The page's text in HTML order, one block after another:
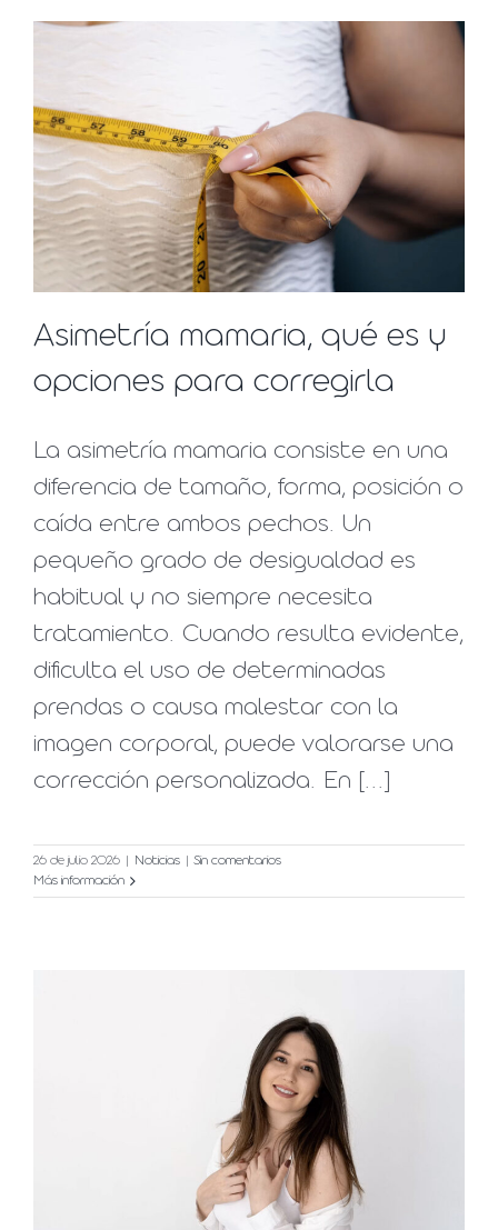
Asimetría mamaria, qué es y
opciones para corregirla
La asimetría mamaria consiste en una
diferencia de tamaño, forma, posición o
caída entre ambos pechos. Un
pequeño grado de desigualdad es
habitual y no siempre necesita
tratamiento. Cuando resulta evidente,
dificulta el uso de determinadas
prendas o causa malestar con la
imagen corporal, puede valorarse una
corrección personalizada. En [...]
26 de julio 2026 Noticias
Sin comentarios
Más información